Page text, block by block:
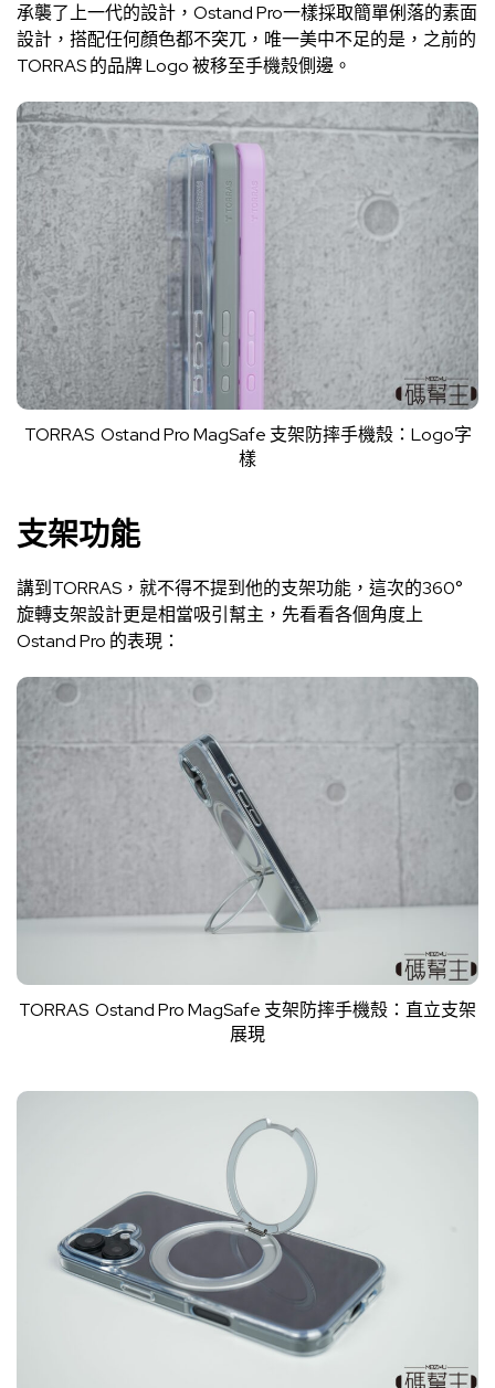
承襲了上一代的設計，Ostand Pro一樣採取簡單俐落的素面
設計，搭配任何顏色都不突兀，唯一美中不足的是，之前的
TORRAS 的品牌 Logo 被移至手機殼側邊。
TORRAS Ostand Pro MagSafe 支架防摔手機殼：Logo字
樣
支架功能
講到TORRAS，就不得不提到他的支架功能，這次的360°
旋轉支架設計更是相當吸引幫主，先看看各個角度上
Ostand Pro 的表現：
TORRAS Ostand Pro MagSafe 支架防摔手機殼：直立支架
展現